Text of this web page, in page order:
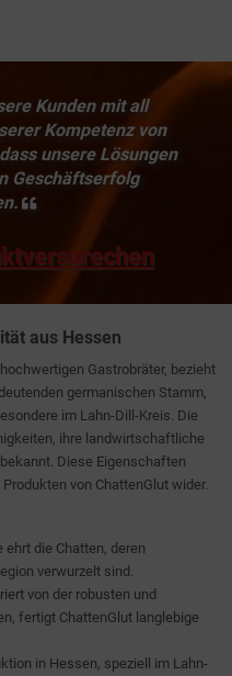
Kunden mit all
Kompetenz von
unsere Lösungen
Geschäftserfolg
aus Hessen
Gastrobräter, bezieht
germanischen Stamm,
im Lahn-Dill-Kreis. Die
ihre landwirtschaftliche
Diese Eigenschaften
von ChattenGlut wider.
ehrt die Chatten, deren
verwurzelt sind.
von der robusten und
fertigt ChattenGlut langlebige
in Hessen, speziell im Lahn-